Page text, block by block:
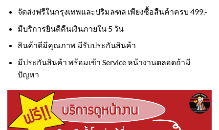
จัดส่งฟรีในกรุงเทพและปริมลฑล เพียงซื้อสืนค้าครบ 499.-
มีบริการยินดีคืนเงินภายใน 5 วัน
สินค้าดีมีคุณภาพ มีรับประกันสินค้า
มีประกันสินค้า พร้อมเข้า Service หน้างานตลอดถ้ามี
ปัญหา